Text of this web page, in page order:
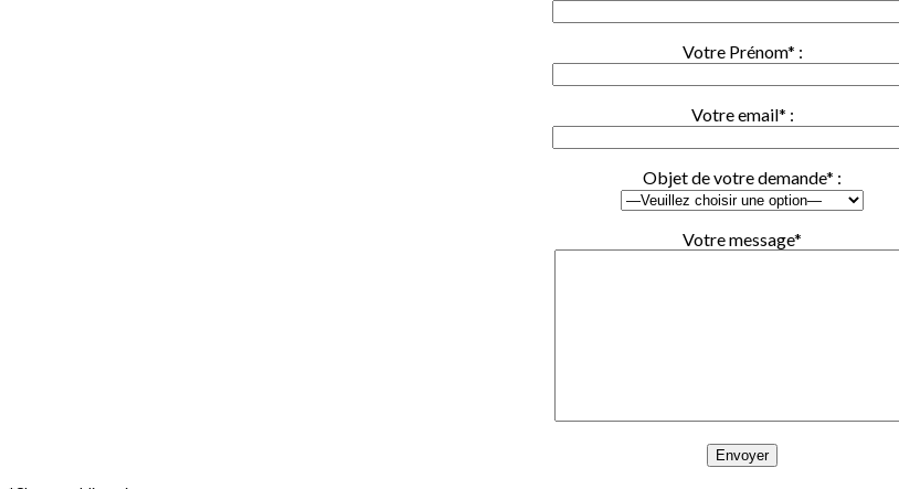
Votre Prénom* :
Votre email* :
Objet de votre demande* :
Votre message*